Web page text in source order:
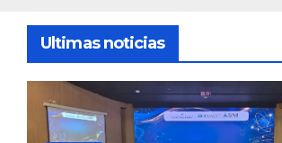
Ultimas noticias